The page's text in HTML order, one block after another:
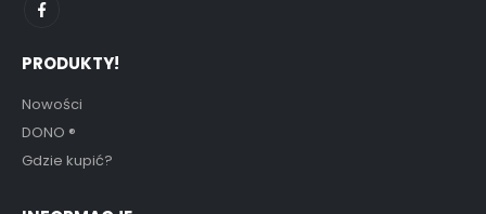
PRODUKTY!
Nowości
DONO ®
Gdzie kupić?